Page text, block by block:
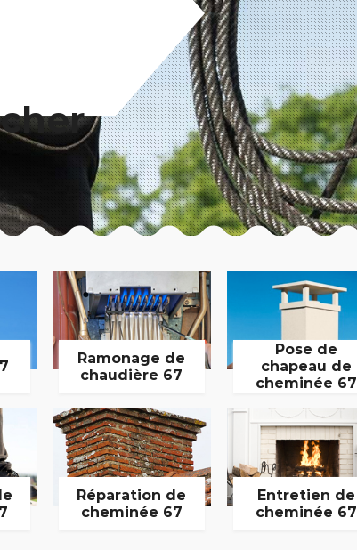
Ramonage de
chaudière 67
Pose de
chapeau de
cheminée 67
Réparation de
cheminée 67
Entretien de
cheminée 67